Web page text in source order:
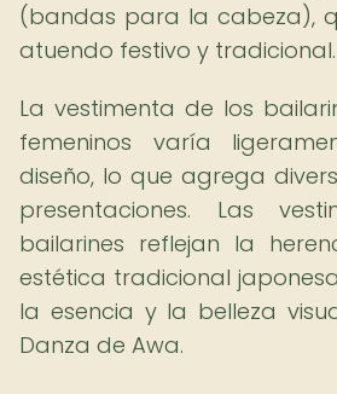
(bandas para la cabeza),
atuendo festivo y tradicional.
La vestimenta de los
femeninos varía
diseño, lo que agrega
presentaciones. Las
bailarines reflejan la
estética tradicional
la esencia y la belleza
Danza de Awa.